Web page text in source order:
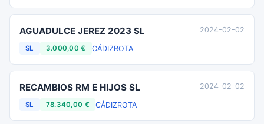
AGUADULCE JEREZ 2023 SL
SL 3.000,00 € CÁDIZROTA
2024-02-02
RECAMBIOS RM E HIJOS SL
SL 78.340,00 € CÁDIZROTA
2024-02-02